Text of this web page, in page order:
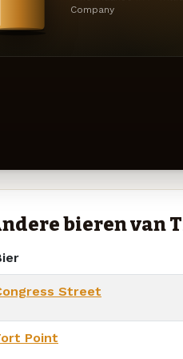
Company
bieren van
Street
Point